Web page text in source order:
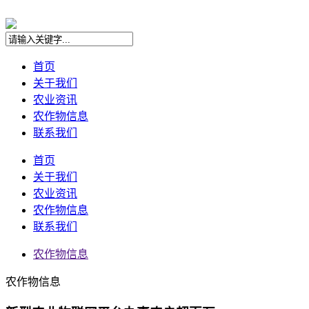
首页
关于我们
农业资讯
农作物信息
联系我们
首页
关于我们
农业资讯
农作物信息
联系我们
农作物信息
农作物信息